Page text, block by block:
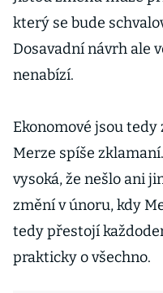
který se bude
Dosavadní návrh ale
nenabízí.
Ekonomové jsou
Merze spíše
vysoká, že nešlo ani
změní v únoru, kdy
tedy přestojí
prakticky o všechno.